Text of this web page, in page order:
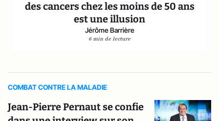
des cancers chez les moins de 50 ans
est une illusion
Jérôme Barrière
6 min de lecture
COMBAT CONTRE LA MALADIE
Jean-Pierre Pernaut se confie